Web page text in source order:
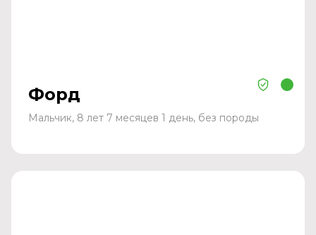
Форд
Мальчик, 8 лет 7 месяцев 1 день, без породы